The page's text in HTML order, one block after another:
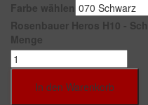
Farbe wählen
Rosenbauer Heros H10 -
Menge
In den Warenkorb